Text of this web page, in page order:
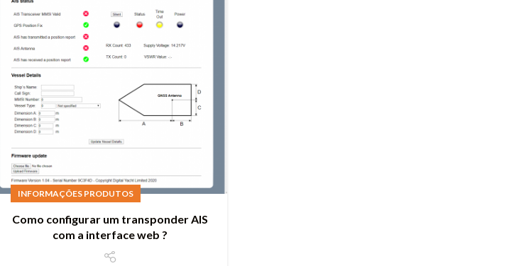
INFORMAÇÕES PRODUTOS
Como configurar um transponder AIS
com a interface web ?